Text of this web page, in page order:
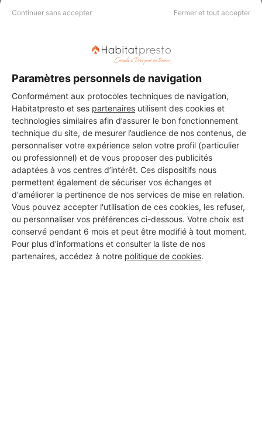
Continuer sans accepter Fermer et tout accepter
Paramètres personnels de navigation
Conformément aux protocoles techniques de navigation,
Habitatpresto et ses partenaires utilisent des cookies et
technologies similaires afin d’assurer le bon fonctionnement
technique du site, de mesurer l’audience de nos contenus, de
personnaliser votre expérience selon votre profil (particulier
ou professionnel) et de vous proposer des publicités
adaptées à vos centres d’intérêt. Ces dispositifs nous
permettent également de sécuriser vos échanges et
d'améliorer la pertinence de nos services de mise en relation.
Vous pouvez accepter l'utilisation de ces cookies, les refuser,
ou personnaliser vos préférences ci-dessous. Votre choix est
conservé pendant 6 mois et peut être modifié à tout moment.
Pour plus d'informations et consulter la liste de nos
partenaires, accédez à notre politique de cookies.
PAS LE TEMPS DE
CHERCHER ?
Vous souhaitez réaliser des travaux et ne savez quel professionnel
choisir ? Demandez des devis travauxauprès de notre réseau de 5 000
professionnels partout en France.
DEMANDER UN DEVIS